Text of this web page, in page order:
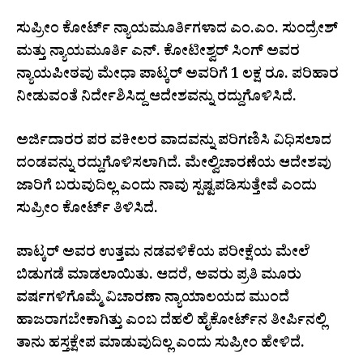
ಸುಪ್ರೀಂ ಕೋರ್ಟ್ ನ್ಯಾಯಮೂರ್ತಿಗಳಾದ ಎಂ.ಎಂ. ಸುಂದ್ರೇಶ್
ಮತ್ತು ನ್ಯಾಯಮೂರ್ತಿ ಎನ್. ಕೋಟೀಶ್ವರ್ ಸಿಂಗ್ ಅವರ
ನ್ಯಾಯಪೀಠವು ಮೇಧಾ ಪಾಟ್ಕರ್ ಅವರಿಗೆ 1 ಲಕ್ಷ ರೂ. ಪರಿಹಾರ
ನೀಡುವಂತೆ ನಿರ್ದೇಶಿಸಿದ್ದ ಆದೇಶವನ್ನು ರದ್ದುಗೊಳಿಸಿದೆ.
ಅರ್ಜಿದಾರರ ಪರ ವಕೀಲರ ವಾದವನ್ನು ಪರಿಗಣಿಸಿ ವಿಧಿಸಲಾದ
ದಂಡವನ್ನು ರದ್ದುಗೊಳಿಸಲಾಗಿದೆ. ಮೇಲ್ವಿಚಾರಣೆಯ ಆದೇಶವು
ಜಾರಿಗೆ ಬರುವುದಿಲ್ಲ ಎಂದು ನಾವು ಸ್ಪಷ್ಟಪಡಿಸುತ್ತೇವೆ ಎಂದು
ಸುಪ್ರೀಂ ಕೋರ್ಟ್ ತಿಳಿಸಿದೆ.
ಪಾಟ್ಕರ್ ಅವರ ಉತ್ತಮ ನಡವಳಿಕೆಯ ಪರೀಕ್ಷೆಯ ಮೇಲೆ
ಬಿಡುಗಡೆ ಮಾಡಲಾಯಿತು. ಆದರೆ, ಅವರು ಪ್ರತಿ ಮೂರು
ವರ್ಷಗಳಿಗೊಮ್ಮೆ ವಿಚಾರಣಾ ನ್ಯಾಯಾಲಯದ ಮುಂದೆ
ಹಾಜರಾಗಬೇಕಾಗಿತ್ತು ಎಂಬ ದೆಹಲಿ ಹೈಕೋರ್ಟ್‌ನ ತೀರ್ಪಿನಲ್ಲಿ
ತಾನು ಹಸ್ತಕ್ಷೇಪ ಮಾಡುವುದಿಲ್ಲ ಎಂದು ಸುಪ್ರೀಂ ಹೇಳಿದೆ.